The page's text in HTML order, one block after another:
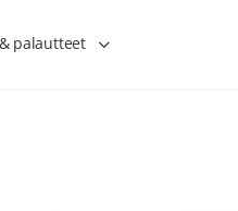
palautteet